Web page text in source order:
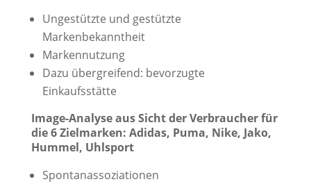
Ungestützte und gestützte
Markenbekanntheit
Markennutzung
Dazu übergreifend: bevorzugte
Einkaufsstätte
Image-Analyse aus Sicht der Verbraucher für
die 6 Zielmarken: Adidas, Puma, Nike, Jako,
Hummel, Uhlsport
Spontanassoziationen